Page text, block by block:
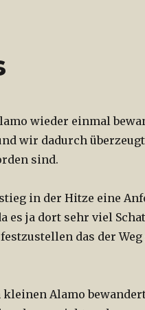
wieder einmal
wir dadurch
sind.
in der Hitze eine
es ja dort sehr viel
das der
kleinen Alamo